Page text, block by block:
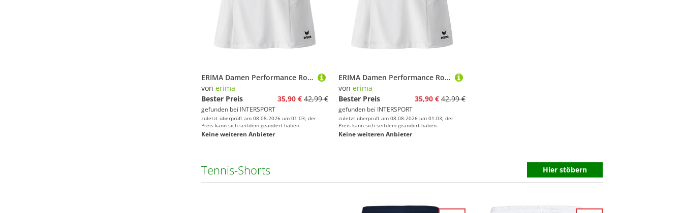
ERIMA Damen Performance Rock
von erima
Bester Preis
35,90 € 42,99 €
gefunden bei INTERSPORT
zuletzt überprüft am 08.08.2026 um 01:03; der
Preis kann sich seitdem geändert haben.
Keine weiteren Anbieter
ERIMA Damen Performance Rock
von erima
Bester Preis
35,90 € 42,99 €
gefunden bei INTERSPORT
zuletzt überprüft am 08.08.2026 um 01:03; der
Preis kann sich seitdem geändert haben.
Keine weiteren Anbieter
Tennis-Shorts Hier stöbern